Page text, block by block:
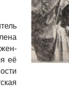
её